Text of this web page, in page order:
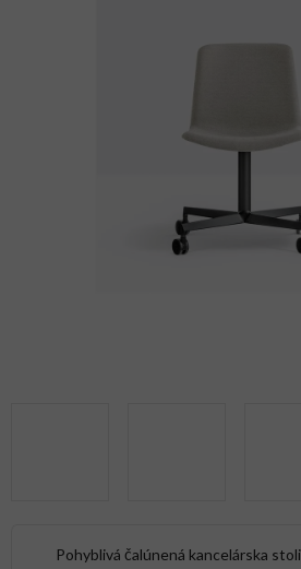
Pohyblivá čalúnená kancelárska